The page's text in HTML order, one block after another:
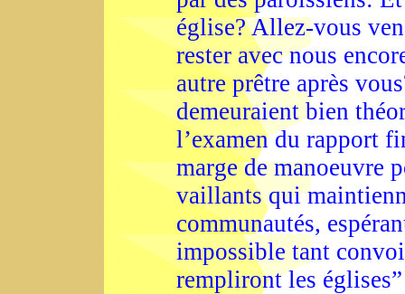
église? Allez-vous
rester avec nous
autre prêtre après
demeuraient bien
l’examen du rapport
marge de manoeuvre
vaillants qui
communautés,
impossible tant
rempliront les